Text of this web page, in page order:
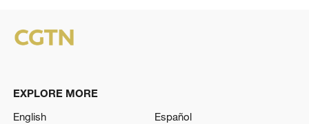
EXPLORE MORE
English
Español